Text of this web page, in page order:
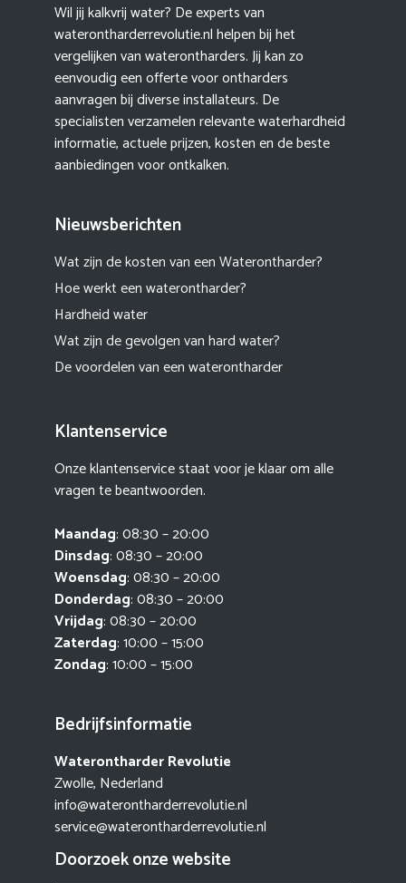
Wil jij kalkvrij water? De experts van
waterontharderrevolutie.nl helpen bij het
vergelijken van waterontharders. Jij kan zo
eenvoudig een offerte voor ontharders
aanvragen bij diverse installateurs. De
specialisten verzamelen relevante waterhardheid
informatie, actuele prijzen, kosten en de beste
aanbiedingen voor ontkalken.
Nieuwsberichten
Wat zijn de kosten van een Waterontharder?
Hoe werkt een waterontharder?
Hardheid water
Wat zijn de gevolgen van hard water?
De voordelen van een waterontharder
Klantenservice
Onze klantenservice staat voor je klaar om alle
vragen te beantwoorden.
Maandag: 08:30 – 20:00
Dinsdag: 08:30 – 20:00
Woensdag: 08:30 – 20:00
Donderdag: 08:30 – 20:00
Vrijdag: 08:30 – 20:00
Zaterdag: 10:00 – 15:00
Zondag: 10:00 – 15:00
Bedrijfsinformatie
Waterontharder Revolutie
Zwolle, Nederland
info@waterontharderrevolutie.nl
service@waterontharderrevolutie.nl
Doorzoek onze website